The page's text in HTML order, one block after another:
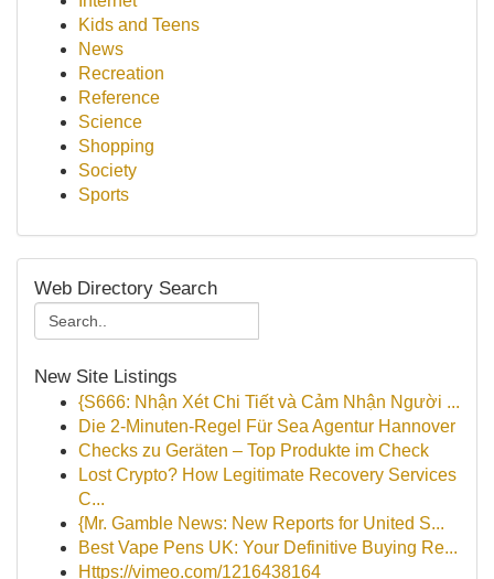
Kids and Teens
News
Recreation
Reference
Science
Shopping
Society
Sports
Web Directory Search
New Site Listings
{S666: Nhận Xét Chi Tiết và Cảm Nhận Người ...
Die 2-Minuten-Regel Für Sea Agentur Hannover
Checks zu Geräten – Top Produkte im Check
Lost Crypto? How Legitimate Recovery Services
C...
{Mr. Gamble News: New Reports for United S...
Best Vape Pens UK: Your Definitive Buying Re...
Https://vimeo.com/1216438164